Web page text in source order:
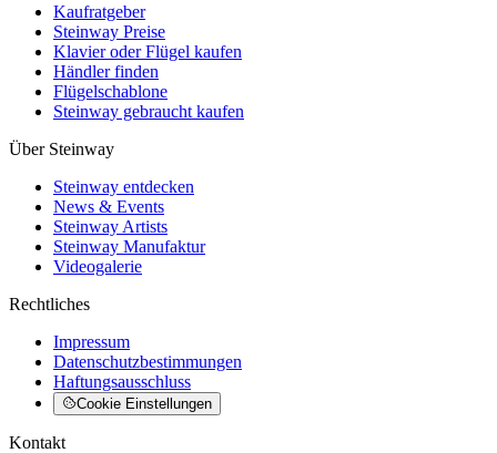
Kaufratgeber
Steinway Preise
Klavier oder Flügel kaufen
Händler finden
Flügelschablone
Steinway gebraucht kaufen
Über Steinway
Steinway entdecken
News & Events
Steinway Artists
Steinway Manufaktur
Videogalerie
Rechtliches
Impressum
Datenschutzbestimmungen
Haftungsausschluss
Cookie Einstellungen
Kontakt